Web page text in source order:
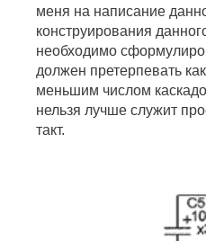
меня на написание
конструирования
необходимо
должен претерпевать
меньшим числом
нельзя лучше служит
такт.